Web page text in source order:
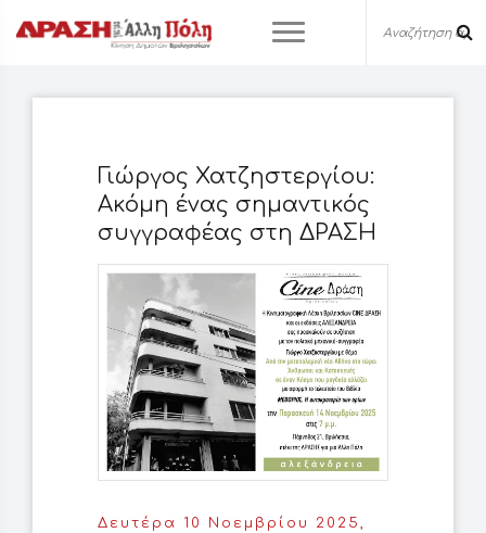
Γιώργος Χατζηστεργίου:
Ακόμη ένας σημαντικός
συγγραφέας στη ΔΡΑΣΗ
Δευτέρα 10 Νοεμβρίου 2025,